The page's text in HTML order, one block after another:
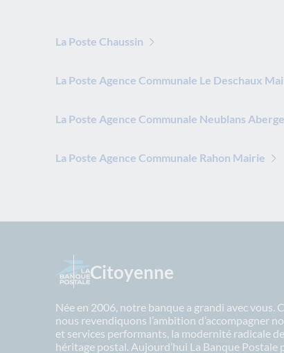
La Poste Chaussin
La Poste Agence Communale Le Deschaux
La Poste Agence Communale Neublans
La Poste Agence Communale Rahon Mairie
Citoyenne
Née en 2006, notre banque a grandi avec vous.
nous revendiquons l’ambition d’accompagner
et services performants, la modernité radicale
héritage postal. Aujourd’hui La Banque Postale